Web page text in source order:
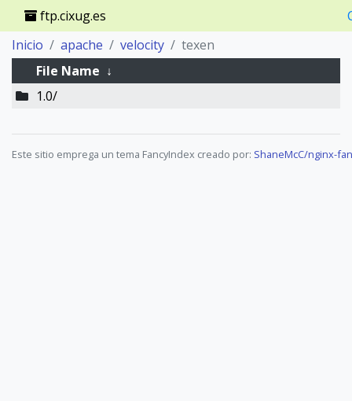
ftp.cixug.es
Inicio
apache velocity
texen
File Name ↓
1.0/
Este sitio emprega un tema FancyIndex creado por: ShaneMcC/nginx-